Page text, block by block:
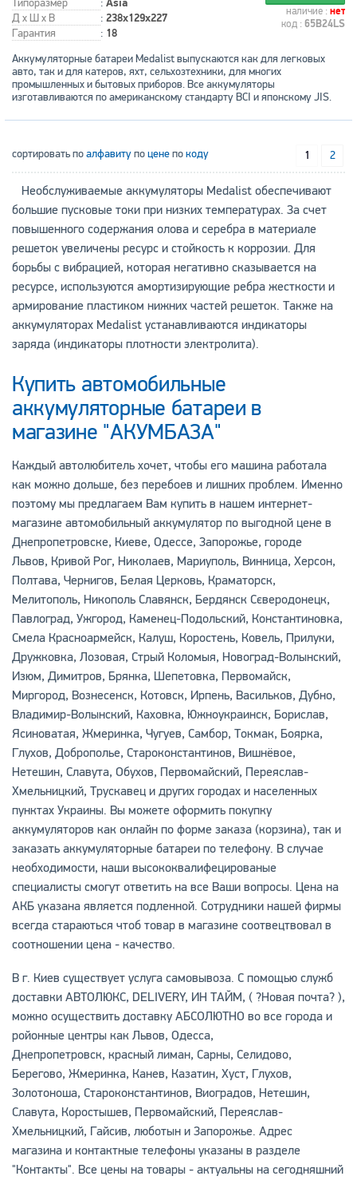
Asia
Д x Ш x В : 238x129x227
Гарантия : 18
наличие : нет
код : 65B24LS
Аккумуляторные батареи Medalist выпускаются как для легковых
авто, так и для катеров, яхт, сельхозтехники, для многих
промышленных и бытовых приборов. Все аккумуляторы
изготавливаются по американскому стандарту BCI и японскому JIS.
1 2
сортировать поалфавитупоценепокоду
Необслуживаемые аккумуляторы Medalist обеспечивают
большие пусковые токи при низких температурах. За счет
повышенного содержания олова и серебра в материале
решеток увеличены ресурс и стойкость к коррозии. Для
борьбы с вибрацией, которая негативно сказывается на
ресурсе, используются амортизирующие ребра жесткости и
армирование пластиком нижних частей решеток. Также на
аккумуляторах Medalist устанавливаются индикаторы
заряда (индикаторы плотности электролита).
Купить автомобильные
аккумуляторные батареи в
магазине "АКУМБАЗА"
Каждый автолюбитель хочет, чтобы его машина работала
как можно дольше, без перебоев и лишних проблем. Именно
поэтому мы предлагаем Вам купить в нашем интернет-
магазине автомобильный аккумулятор по выгодной цене в
Днепропетровске, Киеве, Одессе, Запорожье, городе
Львов, Кривой Рог, Николаев, Мариуполь, Винница, Херсон,
Полтава, Чернигов, Белая Церковь, Краматорск,
Мелитополь, Никополь Славянск, Бердянск Сєверодонецк,
Павлоград, Ужгород, Каменец-Подольский, Константиновка,
Смела Красноармейск, Калуш, Коростень, Ковель, Прилуки,
Дружковка, Лозовая, Стрый Коломыя, Новоград-Волынский,
Изюм, Димитров, Брянка, Шепетовка, Первомайск,
Миргород, Вознесенск, Котовск, Ирпень, Васильков, Дубно,
Владимир-Волынский, Каховка, Южноукраинск, Борислав,
Ясиноватая, Жмеринка, Чугуев, Самбор, Токмак, Боярка,
Глухов, Доброполье, Староконстантинов, Вишнёвое,
Нетешин, Славута, Обухов, Первомайский, Переяслав-
Хмельницкий, Трускавец и других городах и населенных
пунктах Украины. Вы можете оформить покупку
аккумуляторов как онлайн по форме заказа (корзина), так и
заказать аккумуляторные батареи по телефону. В случае
необходимости, наши высококвалифецированые
специалисты смогут ответить на все Ваши вопросы. Цена на
АКБ указана является подленной. Сотрудники нашей фирмы
всегда стараються чтоб товар в магазине соотвецтвовал в
соотношении цена - качество.
В г. Киев существует услуга самовывоза. С помощью служб
доставки АВТОЛЮКС, DELIVERY, ИН ТАЙМ, ( ?Новая почта? ),
можно осуществить доставку АБСОЛЮТНО во все города и
ройонные центры как Львов, Одесса,
Днепропетровск, красный лиман, Сарны, Селидово,
Берегово, Жмеринка, Канев, Казатин, Хуст, Глухов,
Золотоноша, Староконстантинов, Виоградов, Нетешин,
Славута, Коростышев, Первомайский, Переяслав-
Хмельницкий, Гайсив, люботын и Запорожье. Адрес
магазина и контактные телефоны указаны в разделе
"Контакты". Все цены на товары - актуальны на сегодняшний